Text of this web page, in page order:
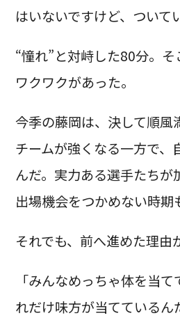
はいないですけど、ついて
“憧れ”と対峙した80分。そ
ワクワクがあった。
今季の藤岡は、決して順風
チームが強くなる一方で、
んだ。実力ある選手たちが
出場機会をつかめない時期
それでも、前へ進めた理由
「みんなめっちゃ体を当
れだけ味方が当てているん